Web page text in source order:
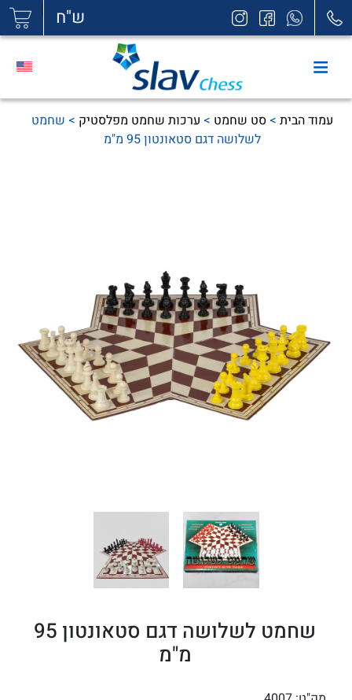
| ש"ח
עמוד הבית > סט שחמט > ערכות שחמט מפלסטיק > שחמט
לשלושה דגם סטאונטון 95 מ"מ
שחמט לשלושה דגם סטאונטון 95
מ"מ